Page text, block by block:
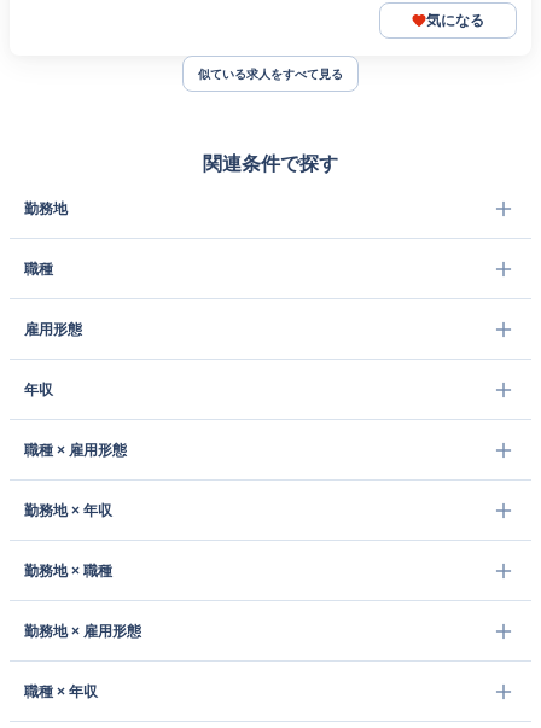
気になる
似ている求人をすべて見る
関連条件で探す
勤務地
職種
雇用形態
年収
職種 × 雇用形態
勤務地 × 年収
勤務地 × 職種
勤務地 × 雇用形態
職種 × 年収